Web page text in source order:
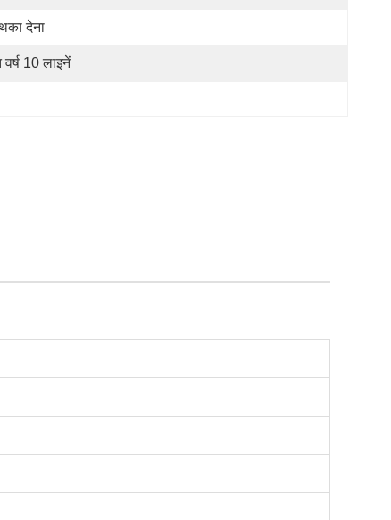
देना
वर्ष 10 लाइनें